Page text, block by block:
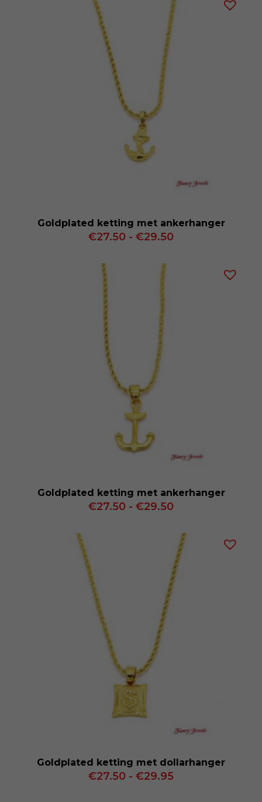
Goldplated ketting met ankerhanger
€27.50 - €29.50
Goldplated ketting met ankerhanger
€27.50 - €29.50
€29.50
Goldplated ketting met dollarhanger
€27.50 - €29.95